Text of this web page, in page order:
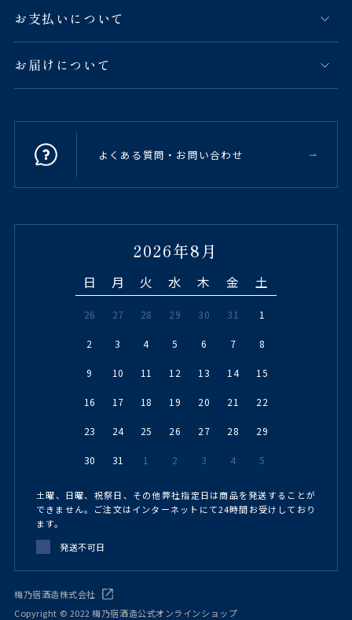
お支払いについて
お届けについて
よくある質問・お問い合わせ
2026年8月
日 月 火 水 木 金 土
26 27 28 29 30 31 1
2 3 4 5 6 7 8
9 10 11 12 13 14 15
16 17 18 19 20 21 22
23 24 25 26 27 28 29
30 31 1 2 3 4 5
土曜、日曜、祝祭日、その他弊社指定日は商品を発送することが
できません。ご注文はインターネットにて24時間お受けしており
ます。
発送不可日
梅乃宿酒造株式会社
Copyright © 2022 梅乃宿酒造公式オンラインショップ